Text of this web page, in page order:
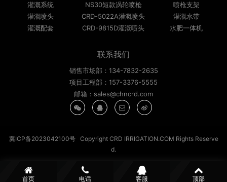
灌溉系统
灌溉喷头
灌溉配套
NS30短款涡轮喷枪
CRD-5022A灌溉喷头
CRD-9815D灌溉喷头
喷枪支架
灌溉水带
水肥一体机
联系我们
销售市场部：134-7832-2635
项目工程部：157-3376-5555
邮箱：sales@chncrd.com
冀ICP备2023042100号Copyright CRD IRRIGATION.COM Rights Reserve
d.
首页 电话 客服 顶部